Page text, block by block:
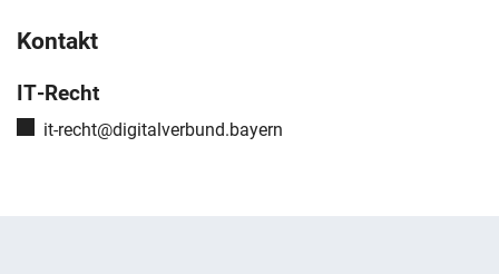
Kontakt
IT-Recht
E-Mail:
it-recht@digitalverbund.bayern